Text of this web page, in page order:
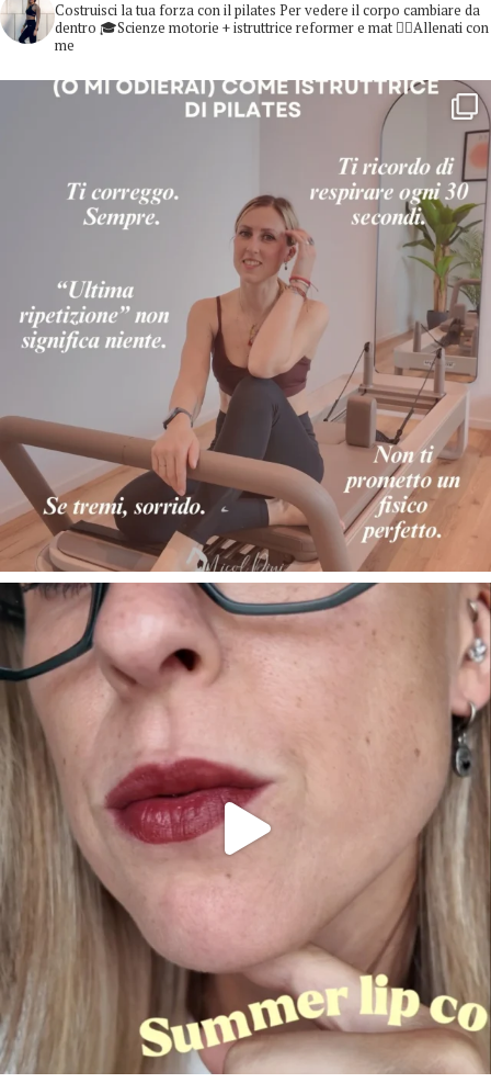
Costruisci la tua forza con il pilates Per vedere il corpo cambiare da
dentro 🎓Scienze motorie + istruttrice reformer e mat 👇🏻Allenati con
me